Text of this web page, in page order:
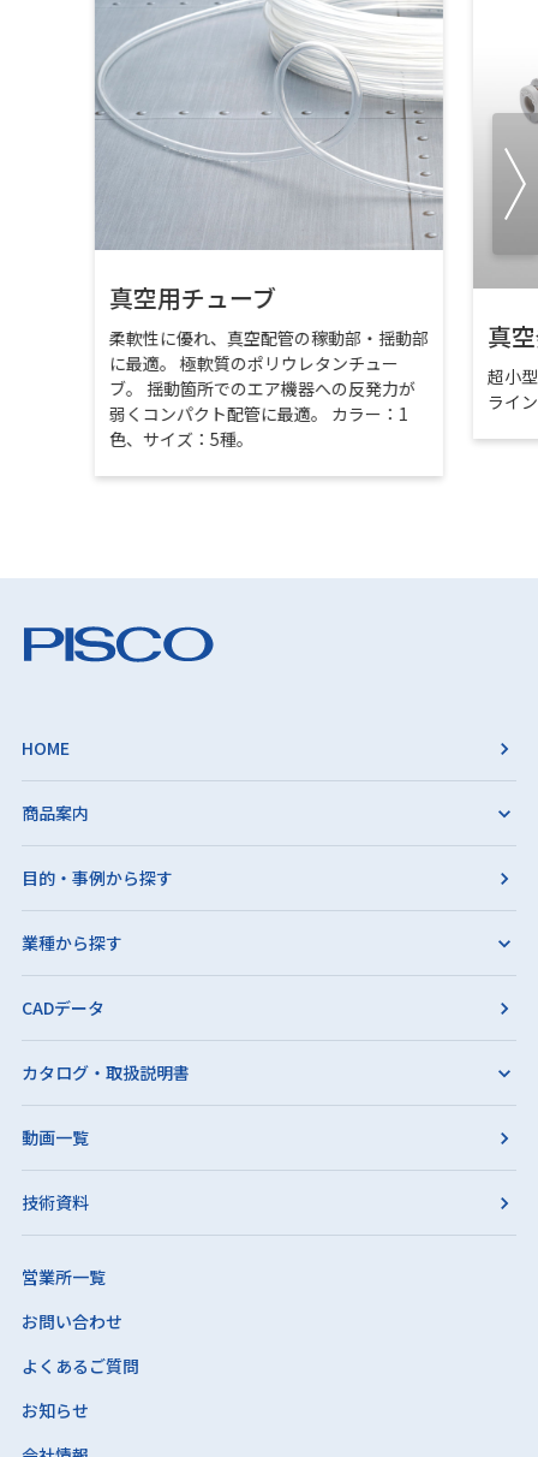
真空用チューブ
柔軟性に優れ、真空配管の稼動部・揺動部
に最適。 極軟質のポリウレタンチュー
ブ。 揺動箇所でのエア機器への反発力が
弱くコンパクト配管に最適。 カラー：1
色、サイズ：5種。
真
超小
ライ
HOME
商品案内
目的・事例から探す
業種から探す
CADデータ
カタログ・取扱説明書
動画一覧
技術資料
営業所一覧
お問い合わせ
よくあるご質問
お知らせ